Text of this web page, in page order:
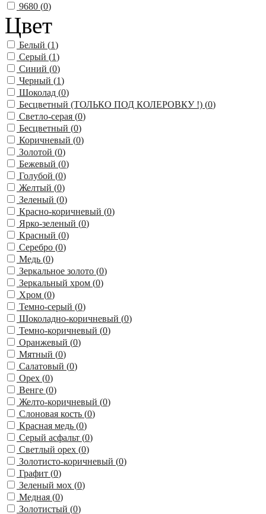
9680 (0)
Цвет
Белый (1)
Серый (1)
Синий (0)
Черный (1)
Шоколад (0)
Бесцветный (ТОЛЬКО ПОД КОЛЕРОВКУ !) (0)
Светло-серая (0)
Бесцветный (0)
Коричневый (0)
Золотой (0)
Бежевый (0)
Голубой (0)
Желтый (0)
Зеленый (0)
Красно-коричневый (0)
Ярко-зеленый (0)
Красный (0)
Серебро (0)
Медь (0)
Зеркальное золото (0)
Зеркальный хром (0)
Хром (0)
Темно-серый (0)
Шоколадно-коричневый (0)
Темно-коричневый (0)
Оранжевый (0)
Мятный (0)
Салатовый (0)
Орех (0)
Венге (0)
Желто-коричневый (0)
Слоновая кость (0)
Красная медь (0)
Серый асфальт (0)
Светлый орех (0)
Золотисто-коричневый (0)
Графит (0)
Зеленый мох (0)
Медная (0)
Золотистый (0)